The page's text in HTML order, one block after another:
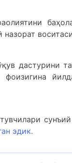
дастурини
фоизигина
эдик.